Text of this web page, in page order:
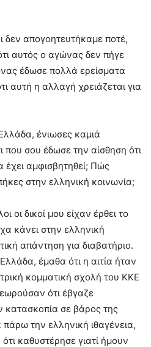
δεν απογοητευτήκαμε ποτέ,
αυτός ο αγώνας δεν πήγε
έδωσε πολλά ερείσματα
αυτή η αλλαγή χρειάζεται για
ένιωσες καμιά
που σου έδωσε την αίσθηση ότι
αμφισβητηθεί; Πώς
στην ελληνική κοινωνία;
οι δικοί μου είχαν έρθει το
κάνει στην ελληνική
απάντηση για διαβατήριο.
έμαθα ότι η αιτία ήταν
κομματική σχολή του ΚΚΕ
ότι έβγαζε
σε βάρος της
την ελληνική ιθαγένεια,
καθυστέρησε γιατί ήμουν